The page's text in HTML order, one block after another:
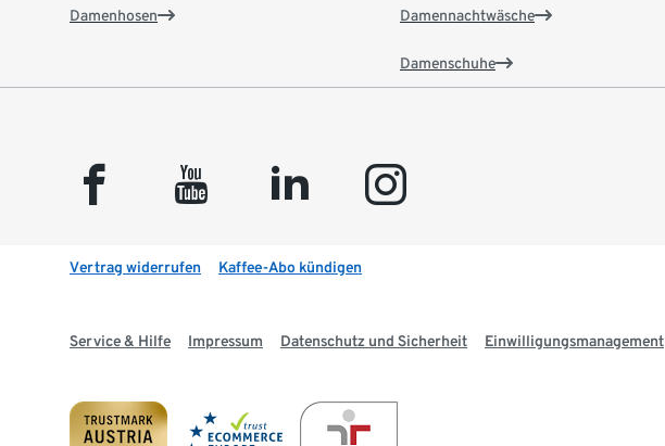
Damenhosen Damennachtwäsche
Damenschuhe
facebook youtube linkedin instagram
Vertrag widerrufen Kaffee-Abo kündigen
Service & Hilfe Impressum Datenschutz und Sicherheit Einwilligungsmanagement